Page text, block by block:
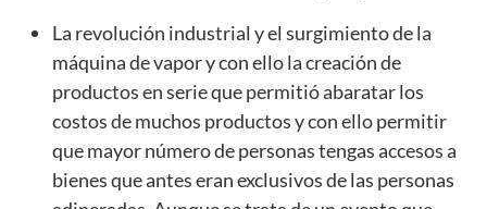
La revolución industrial y el surgimiento de la
máquina de vapor y con ello la creación de
productos en serie que permitió abaratar los
costos de muchos productos y con ello permitir
que mayor número de personas tengas accesos a
bienes que antes eran exclusivos de las personas